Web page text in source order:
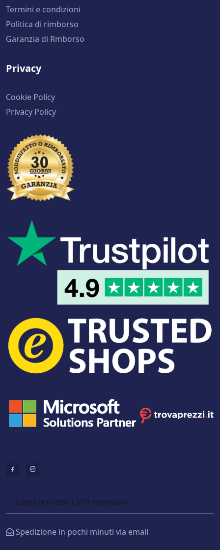
Termini e condizioni
Politica di rimborso
Garanzia di Rmborso
Privacy
Cookie Policy
Privacy Policy
Spedizione in pochi minuti via email